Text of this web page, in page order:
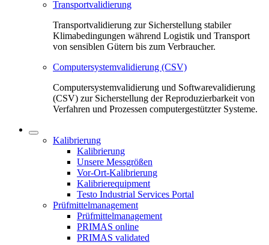
Transportvalidierung
Transportvalidierung zur Sicherstellung stabiler
Klimabedingungen während Logistik und Transport
von sensiblen Gütern bis zum Verbraucher.
Computersystemvalidierung (CSV)
Computersystemvalidierung und Softwarevalidierung
(CSV) zur Sicherstellung der Reproduzierbarkeit von
Verfahren und Prozessen computergestützter Systeme.
Kalibrierung
Kalibrierung
Unsere Messgrößen
Vor-Ort-Kalibrierung
Kalibrierequipment
Testo Industrial Services Portal
Prüfmittelmanagement
Prüfmittelmanagement
PRIMAS online
PRIMAS validated